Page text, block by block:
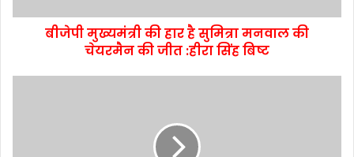
बीजेपी मुख्यमंत्री की हार है सुमित्रा मनवाल की
चेयरमैन की जीत :हीरा सिंह बिष्ट